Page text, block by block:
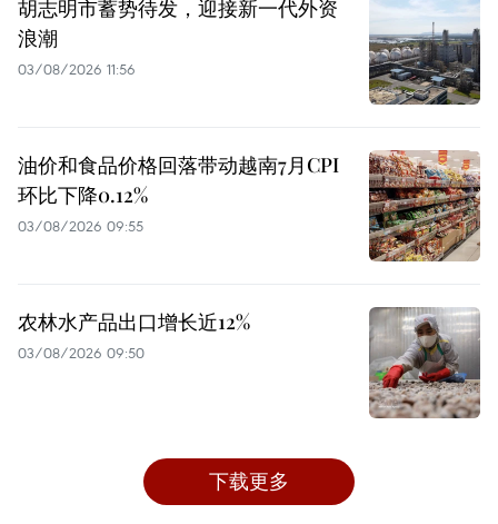
胡志明市蓄势待发，迎接新一代外资
浪潮
03/08/2026 11:56
油价和食品价格回落带动越南7月CPI
环比下降0.12%
03/08/2026 09:55
农林水产品出口增长近12%
03/08/2026 09:50
下载更多